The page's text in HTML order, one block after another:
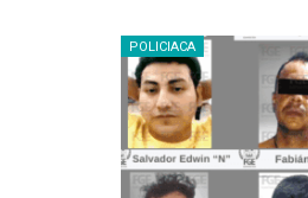
POLICIACA